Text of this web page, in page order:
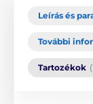
Leírás és
További
Tartozékok